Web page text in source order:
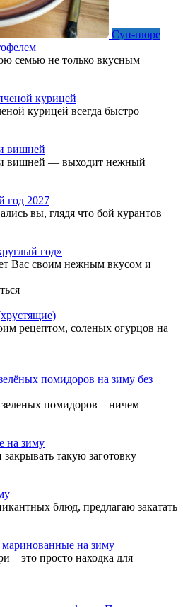
Суп-пюре
семью не только вкусным
курицей
курицей всегда быстро
вишней
и вишней — выходит нежный
год 2027
вы, глядя что бой курантов
год»
Вас своим нежным вкусом и
рецептом, соленых огурцов на
помидоров на зиму без
зеленых помидоров – ничем
на зиму
такую заготовку
блюд, предлагаю закатать
на зиму
– это просто находка для